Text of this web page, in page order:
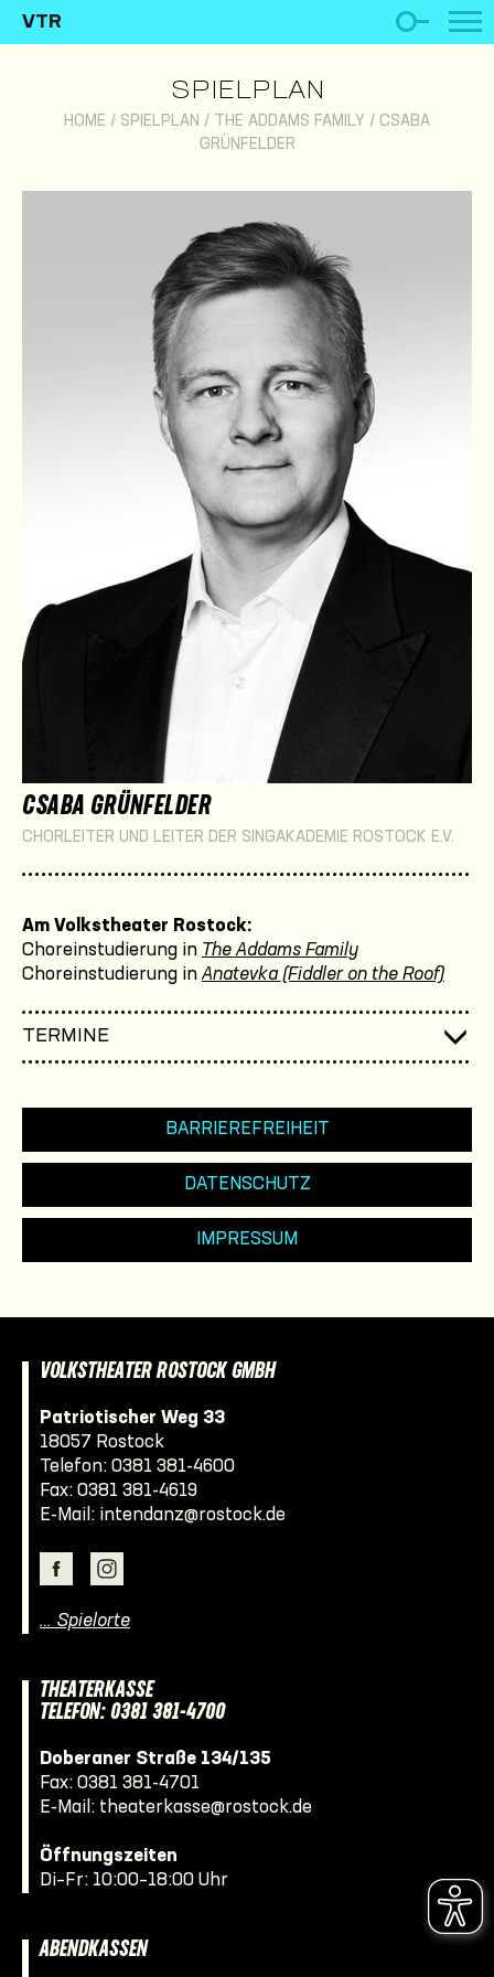
VTR
SPIELPLAN
HOME / SPIELPLAN / THE ADDAMS FAMILY / CSABA
GRÜNFELDER
CSABA GRÜNFELDER
CHORLEITER UND LEITER DER SINGAKADEMIE ROSTOCK E.V.
Am Volkstheater Rostock:
Choreinstudierung in The Addams Family
Choreinstudierung in Anatevka (Fiddler on the Roof)
TERMINE
BARRIEREFREIHEIT
DATENSCHUTZ
IMPRESSUM
VOLKSTHEATER ROSTOCK GMBH
Patriotischer Weg 33
18057 Rostock
Telefon: 0381 381-4600
Fax: 0381 381-4619
E-Mail: intendanz@rostock.de
… Spielorte
THEATERKASSE
TELEFON: 0381 381-4700
Doberaner Straße 134/135
Fax: 0381 381-4701
E-Mail: theaterkasse@rostock.de
Öffnungszeiten
Di–Fr: 10:00–18:00 Uhr
ABENDKASSEN